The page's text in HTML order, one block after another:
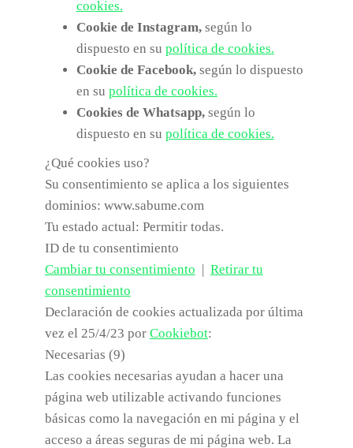
cookies.
Cookie de Instagram,según lo
dispuesto en su política de cookies.
Cookie de Facebook,según lo dispuesto
en su política de cookies.
Cookies de Whatsapp,según lo
dispuesto en su política de cookies.
¿Qué cookies uso?
Su consentimiento se aplica a los siguientes
dominios: www.sabume.com
Tu estado actual: Permitir todas.
ID de tu consentimiento
Cambiar tu consentimiento | Retirar tu
consentimiento
Declaración de cookies actualizada por última
vez el 25/4/23 por Cookiebot:
Necesarias (9)
Las cookies necesarias ayudan a hacer una
página web utilizable activando funciones
básicas como la navegación en mi página y el
acceso a áreas seguras de mi página web. La